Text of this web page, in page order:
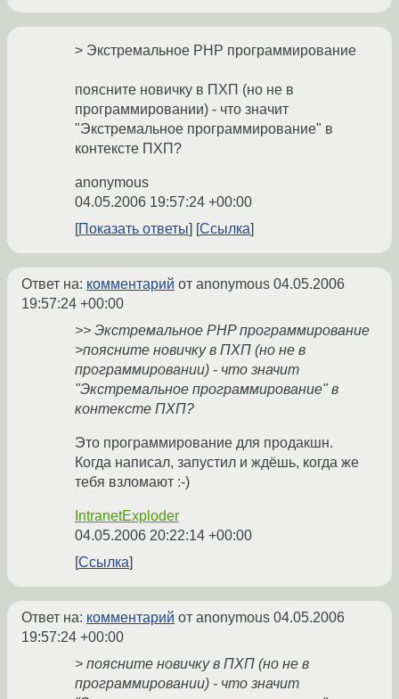
> Экстремальное PHP программирование
поясните новичку в ПХП (но не в
программировании) - что значит
"Экстремальное программирование" в
контексте ПХП?
anonymous
04.05.2006 19:57:24 +00:00
Показать ответы
Ссылка
Ответ на: комментарий от anonymous 04.05.2006
19:57:24 +00:00
>> Экстремальное PHP программирование
>поясните новичку в ПХП (но не в
программировании) - что значит
"Экстремальное программирование" в
контексте ПХП?
Это программирование для продакшн.
Когда написал, запустил и ждёшь, когда же
тебя взломают :-)
IntranetExploder
04.05.2006 20:22:14 +00:00
Ссылка
Ответ на: комментарий от anonymous 04.05.2006
19:57:24 +00:00
> поясните новичку в ПХП (но не в
программировании) - что значит